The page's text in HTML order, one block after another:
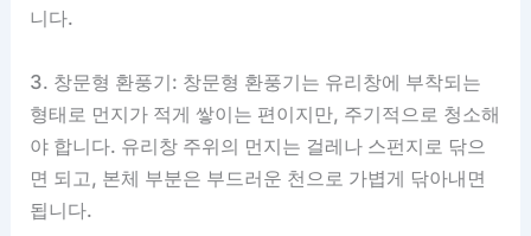
니다.
3. 창문형 환풍기: 창문형 환풍기는 유리창에 부착되는
형태로 먼지가 적게 쌓이는 편이지만, 주기적으로 청소해
야 합니다. 유리창 주위의 먼지는 걸레나 스펀지로 닦으
면 되고, 본체 부분은 부드러운 천으로 가볍게 닦아내면
됩니다.